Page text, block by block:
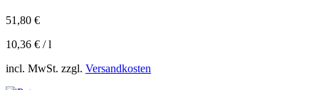
51,80 €
10,36 € /l
incl. MwSt. zzgl. Versandkosten